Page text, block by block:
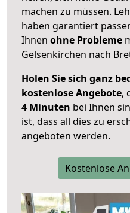
machen zu müssen.
haben garantiert
Ihnen ohne Probleme
Gelsenkirchen nach
Holen Sie sich ganz
kostenlose Angebote,
4 Minuten bei Ihnen
ist, dass all dies zu
angeboten werden.
Kostenlose